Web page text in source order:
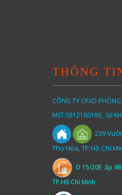
THÔNG
CÔNG TY CPXD
MST:0312180189_ Sở
239
Thọ Hòa, TP.Hồ Chí
D 15/20E ấp
TP.Hồ Chí Minh